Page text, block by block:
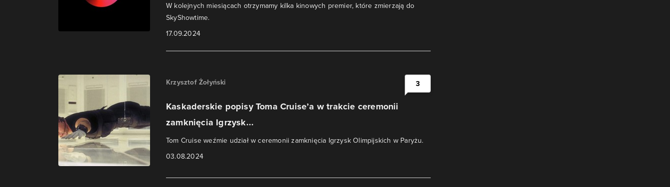
W kolejnych miesiącach otrzymamy kilka kinowych premier, które zmierzają do
SkyShowtime.
17.09.2024
Krzysztof Żołyński
Kaskaderskie popisy Toma Cruise’a w trakcie ceremonii
zamknięcia Igrzysk...
Tom Cruise weźmie udział w ceremonii zamknięcia Igrzysk Olimpijskich w Paryżu.
03.08.2024
3